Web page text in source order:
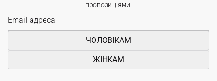
пропозиціями.
ЧОЛОВІКАМ
ЖІНКАМ